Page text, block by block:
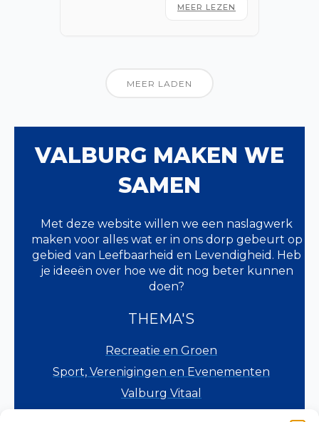
MEER LEZEN
MEER LADEN
VALBURG MAKEN WE
SAMEN
Met deze website willen we een naslagwerk
maken voor alles wat er in ons dorp gebeurt op
gebied van Leefbaarheid en Levendigheid. Heb
je ideeën over hoe we dit nog beter kunnen
doen?
THEMA'S
Recreatie en Groen
Sport, Verenigingen en Evenementen
Valburg Vitaal